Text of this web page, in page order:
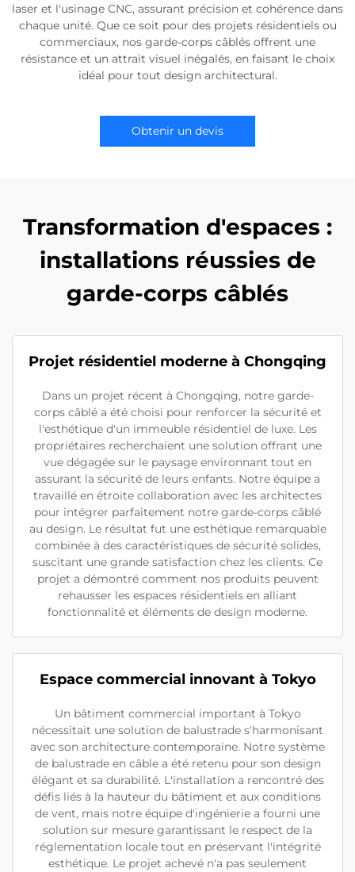
laser et l'usinage CNC, assurant précision et cohérence dans
chaque unité. Que ce soit pour des projets résidentiels ou
commerciaux, nos garde-corps câblés offrent une
résistance et un attrait visuel inégalés, en faisant le choix
idéal pour tout design architectural.
Obtenir un devis
Transformation d'espaces :
installations réussies de
garde-corps câblés
Projet résidentiel moderne à Chongqing
Dans un projet récent à Chongqing, notre garde-
corps câblé a été choisi pour renforcer la sécurité et
l'esthétique d'un immeuble résidentiel de luxe. Les
propriétaires recherchaient une solution offrant une
vue dégagée sur le paysage environnant tout en
assurant la sécurité de leurs enfants. Notre équipe a
travaillé en étroite collaboration avec les architectes
pour intégrer parfaitement notre garde-corps câblé
au design. Le résultat fut une esthétique remarquable
combinée à des caractéristiques de sécurité solides,
suscitant une grande satisfaction chez les clients. Ce
projet a démontré comment nos produits peuvent
rehausser les espaces résidentiels en alliant
fonctionnalité et éléments de design moderne.
Espace commercial innovant à Tokyo
Un bâtiment commercial important à Tokyo
nécessitait une solution de balustrade s'harmonisant
avec son architecture contemporaine. Notre système
de balustrade en câble a été retenu pour son design
élégant et sa durabilité. L'installation a rencontré des
défis liés à la hauteur du bâtiment et aux conditions
de vent, mais notre équipe d'ingénierie a fourni une
solution sur mesure garantissant le respect de la
réglementation locale tout en préservant l'intégrité
esthétique. Le projet achevé n'a pas seulement